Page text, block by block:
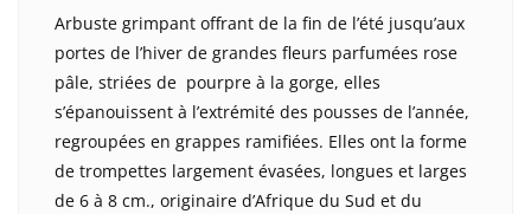
Arbuste grimpant offrant de la fin de l’été jusqu’aux
portes de l’hiver de grandes fleurs parfumées rose
pâle, striées de pourpre à la gorge, elles
s’épanouissent à l’extrémité des pousses de l’année,
regroupées en grappes ramifiées. Elles ont la forme
de trompettes largement évasées, longues et larges
de 6 à 8 cm., originaire d’Afrique du Sud et du